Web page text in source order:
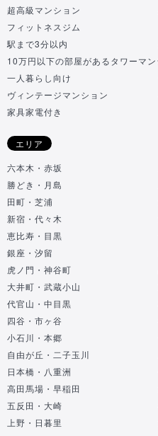
超高級マンション
フィットネスジム
駅まで3分以内
10万円以下の部屋があるタワーマン
一人暮らし向け
ヴィンテージマンション
家具家電付き
エリア
六本木・赤坂
勝どき・月島
田町・芝浦
新宿・代々木
恵比寿・目黒
銀座・汐留
虎ノ門・神谷町
大井町・武蔵小山
代官山・中目黒
四谷・市ヶ谷
小石川・本郷
自由が丘・二子玉川
日本橋・八重洲
高田馬場・早稲田
五反田・大崎
上野・日暮里